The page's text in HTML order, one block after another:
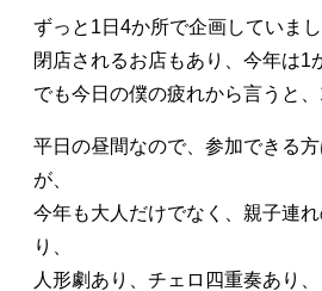
ずっと1日4か所で企画していまし
閉店されるお店もあり、今年は1
でも今日の僕の疲れから言うと
平日の昼間なので、参加できる
が、
今年も大人だけでなく、親子連
り、
人形劇あり、チェロ四重奏あり